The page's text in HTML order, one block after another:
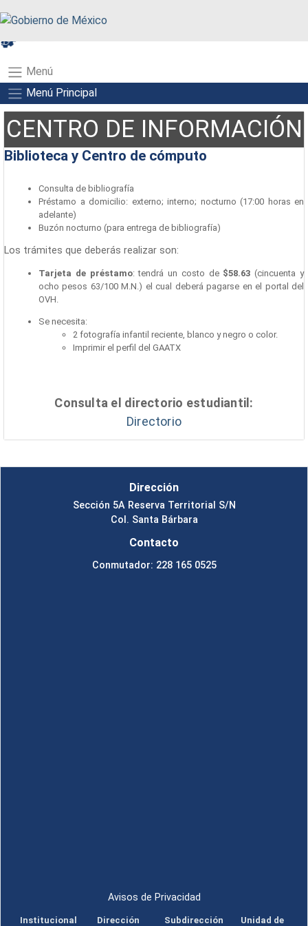
Menú
Menú Principal
CENTRO DE INFORMACIÓN
Biblioteca y Centro de cómputo
Consulta de bibliografía
Préstamo a domicilio: externo; interno; nocturno (17:00 horas en
adelante)
Buzón nocturno (para entrega de bibliografía)
Los trámites que deberás realizar son:
Tarjeta de préstamo: tendrá un costo de $58.63 (cincuenta y
ocho pesos 63/100 M.N.) el cual deberá pagarse en el portal del
OVH.
Se necesita:
2 fotografía infantil reciente, blanco y negro o color.
Imprimir el perfil del GAATX
Consulta el directorio estudiantil:
Directorio
Dirección
Sección 5A Reserva Territorial S/N
Col. Santa Bárbara
Contacto
Conmutador: 228 165 0525
Avisos de Privacidad
Institucional Dirección Subdirección Unidad de